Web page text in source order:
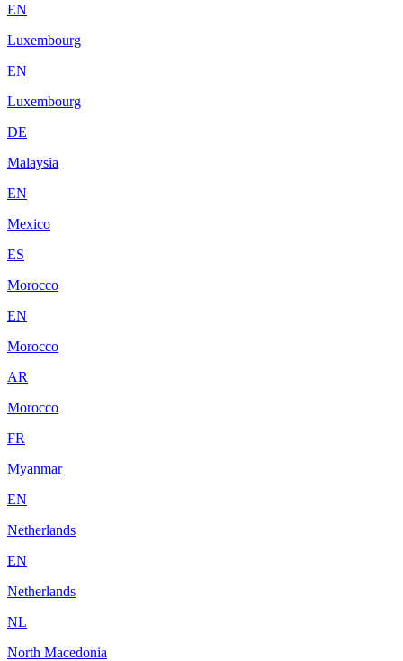
EN
Luxembourg
EN
Luxembourg
DE
Malaysia
EN
Mexico
ES
Morocco
EN
Morocco
AR
Morocco
FR
Myanmar
EN
Netherlands
EN
Netherlands
NL
North Macedonia